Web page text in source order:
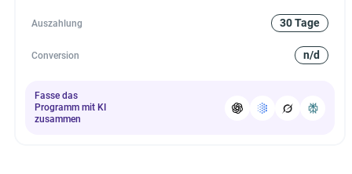
Auszahlung 30 Tage
Conversion n/d
Fasse das
Programm mit KI
zusammen